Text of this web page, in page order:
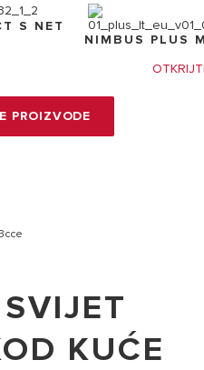
S NET
NIMBUS PLUS
PROIZVODE
KUĆE